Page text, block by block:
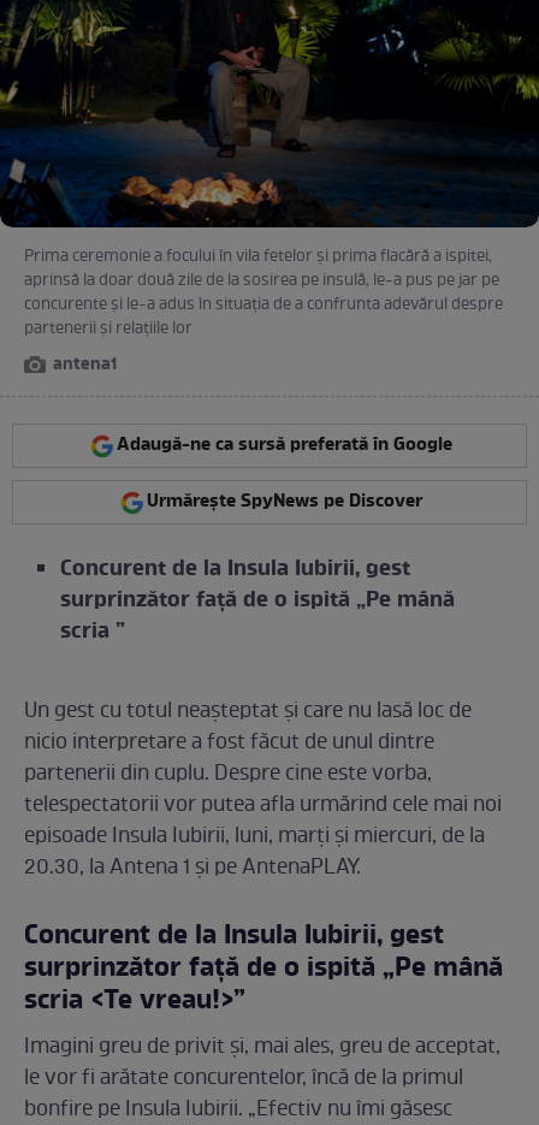
Prima ceremonie a focului în vila fetelor şi prima flacără a ispitei,
aprinsă la doar două zile de la sosirea pe insulă, le-a pus pe jar pe
concurente şi le-a adus în situaţia de a confrunta adevărul despre
partenerii şi relaţiile lor
antena1
Adaugă-ne ca sursă preferată în Google
Urmărește SpyNews pe Discover
Concurent de la Insula Iubirii, gest
surprinzător faţă de o ispită „Pe mână
scria ”
Un gest cu totul neaşteptat şi care nu lasă loc de
nicio interpretare a fost făcut de unul dintre
partenerii din cuplu. Despre cine este vorba,
telespectatorii vor putea afla urmărind cele mai noi
episoade Insula Iubirii, luni, marţi şi miercuri, de la
20.30, la Antena 1 şi pe AntenaPLAY.
Concurent de la Insula Iubirii, gest
surprinzător faţă de o ispită „Pe mână
scria <Te vreau!>”
Imagini greu de privit şi, mai ales, greu de acceptat,
le vor fi arătate concurentelor, încă de la primul
bonfire pe Insula Iubirii. „Efectiv nu îmi găsesc